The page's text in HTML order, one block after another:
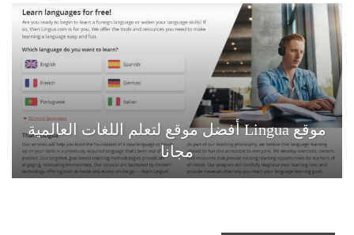
موقع Lingua أفضل موقع لتعلم اللغات العالمية
مجانا